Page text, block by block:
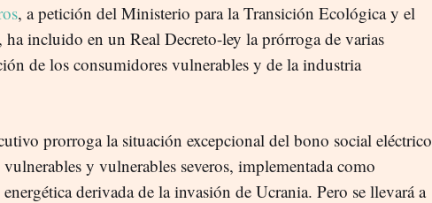
, a petición del Ministerio para la Transición Ecológica y el
incluido en un Real Decreto-ley la prórroga de varias
de los consumidores vulnerables y de la industria
prorroga la situación excepcional del bono social eléctrico
y vulnerables severos, implementada como
energética derivada de la invasión de Ucrania. Pero se llevará a